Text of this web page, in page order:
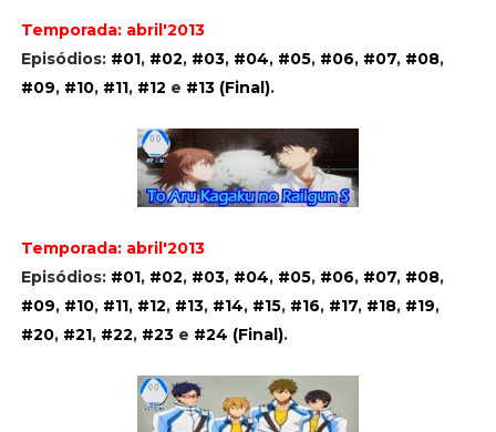
Temporada: abril'2013
Episódios: #01, #02, #03, #04, #05, #06, #07, #08,
#09, #10, #11, #12 e #13 (Final).
Temporada: abril'2013
Episódios: #01, #02, #03, #04, #05, #06, #07, #08,
#09, #10, #11, #12, #13, #14, #15, #16, #17, #18, #19,
#20, #21, #22, #23e #24 (Final).